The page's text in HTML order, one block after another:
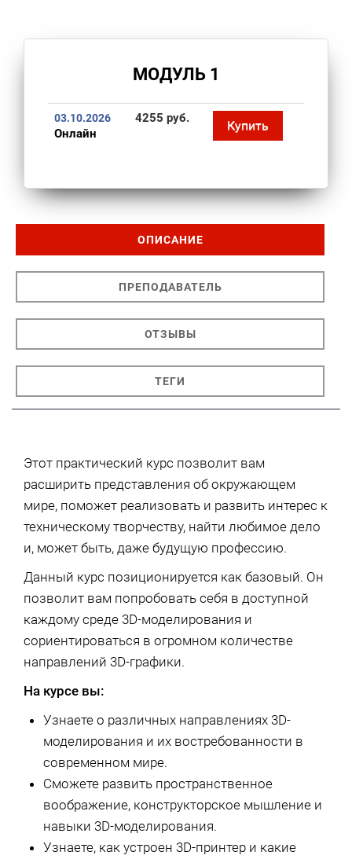
МОДУЛЬ 1
03.10.2026
Онлайн
4255 руб. Купить
ОПИСАНИЕ
ПРЕПОДАВАТЕЛЬ
ОТЗЫВЫ
ТЕГИ
Этот практический курс позволит вам
расширить представления об окружающем
мире, поможет реализовать и развить интерес к
техническому творчеству, найти любимое дело
и, может быть, даже будущую профессию.
Данный курс позиционируется как базовый. Он
позволит вам попробовать себя в доступной
каждому среде 3D-моделирования и
сориентироваться в огромном количестве
направлений 3D-графики.
На курсе вы:
Узнаете о различных направлениях 3D-
моделирования и их востребованности в
современном мире.
Сможете развить пространственное
воображение, конструкторское мышление и
навыки 3D-моделирования.
Узнаете, как устроен 3D-принтер и какие